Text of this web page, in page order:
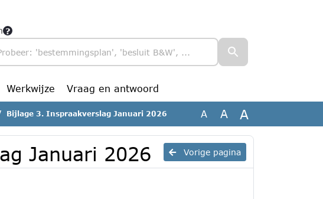
Werkwijze Vraag en antwoord
Bijlage 3. Inspraakverslag Januari 2026 A A A
Vorige pagina
Januari 2026